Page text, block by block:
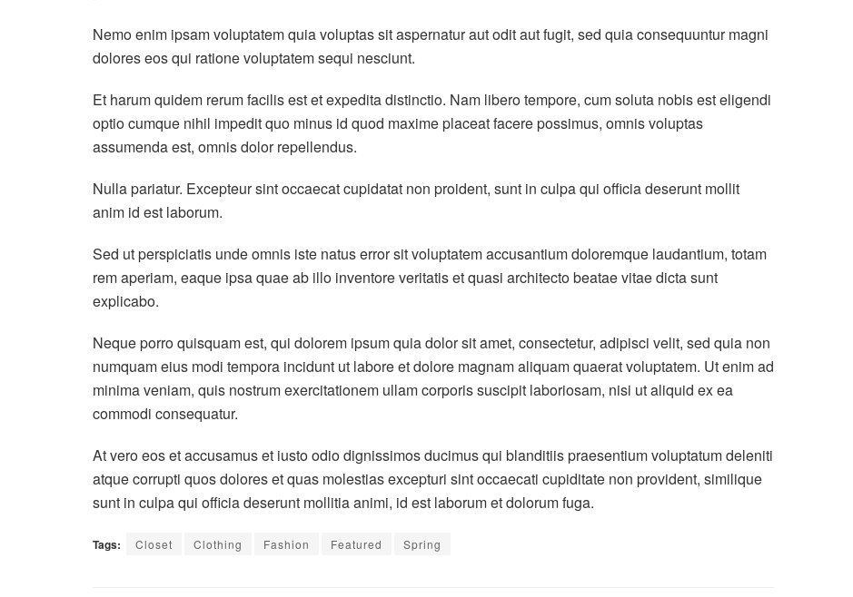
Nemo enim ipsam voluptatem quia voluptas sit aspernatur aut odit aut fugit, sed quia consequuntur magni
dolores eos qui ratione voluptatem sequi nesciunt.
Et harum quidem rerum facilis est et expedita distinctio. Nam libero tempore, cum soluta nobis est eligendi
optio cumque nihil impedit quo minus id quod maxime placeat facere possimus, omnis voluptas
assumenda est, omnis dolor repellendus.
Nulla pariatur. Excepteur sint occaecat cupidatat non proident, sunt in culpa qui officia deserunt mollit
anim id est laborum.
Sed ut perspiciatis unde omnis iste natus error sit voluptatem accusantium doloremque laudantium, totam
rem aperiam, eaque ipsa quae ab illo inventore veritatis et quasi architecto beatae vitae dicta sunt
explicabo.
Neque porro quisquam est, qui dolorem ipsum quia dolor sit amet, consectetur, adipisci velit, sed quia non
numquam eius modi tempora incidunt ut labore et dolore magnam aliquam quaerat voluptatem. Ut enim ad
minima veniam, quis nostrum exercitationem ullam corporis suscipit laboriosam, nisi ut aliquid ex ea
commodi consequatur.
At vero eos et accusamus et iusto odio dignissimos ducimus qui blanditiis praesentium voluptatum deleniti
atque corrupti quos dolores et quas molestias excepturi sint occaecati cupiditate non provident, similique
sunt in culpa qui officia deserunt mollitia animi, id est laborum et dolorum fuga.
Tags: Closet Clothing Fashion Featured Spring